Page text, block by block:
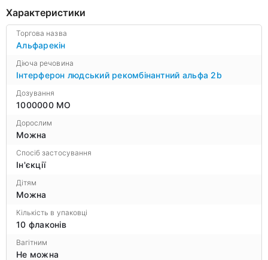
Характеристики
Торгова назва
Альфарекін
Діюча речовина
Інтерферон людський рекомбінантний альфа 2b
Дозування
1000000 МО
Дорослим
Можна
Спосіб застосування
Ін'єкції
Дітям
Можна
Кількість в упаковці
10 флаконів
Вагітним
Не можна